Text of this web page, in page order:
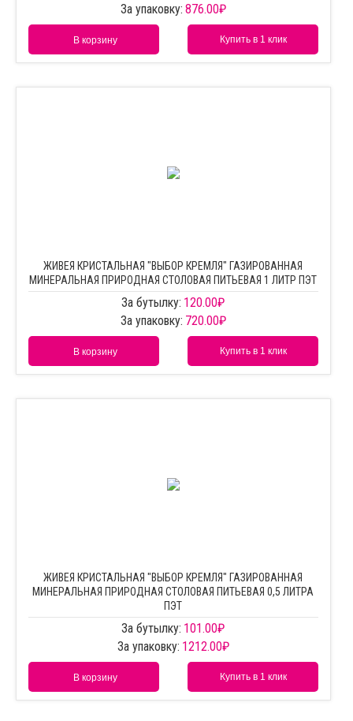
За упаковку: 876.00₽
В корзину Купить в 1 клик
ЖИВЕЯ КРИСТАЛЬНАЯ "ВЫБОР КРЕМЛЯ" ГАЗИРОВАННАЯ
МИНЕРАЛЬНАЯ ПРИРОДНАЯ СТОЛОВАЯ ПИТЬЕВАЯ 1 ЛИТР ПЭТ
За бутылку: 120.00₽
За упаковку: 720.00₽
В корзину Купить в 1 клик
ЖИВЕЯ КРИСТАЛЬНАЯ "ВЫБОР КРЕМЛЯ" ГАЗИРОВАННАЯ
МИНЕРАЛЬНАЯ ПРИРОДНАЯ СТОЛОВАЯ ПИТЬЕВАЯ 0,5 ЛИТРА
ПЭТ
За бутылку: 101.00₽
За упаковку: 1212.00₽
В корзину Купить в 1 клик